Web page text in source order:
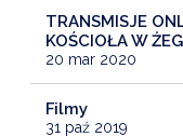
TRANSMISJE
KOŚCIOŁA W
20 mar 2020
Filmy
31 paź 2019